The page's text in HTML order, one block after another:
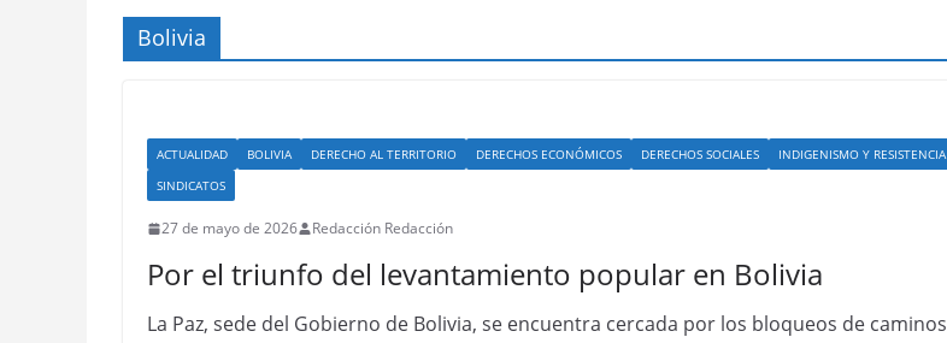
Bolivia
ACTUALIDAD BOLIVIA DERECHO AL TERRITORIO DERECHOS ECONÓMICOS DERECHOS SOCIALES INDIGENISMO Y RESISTENCIA
SINDICATOS
27 de mayo de 2026 Redacción Redacción
Por el triunfo del levantamiento popular en Bolivia
La Paz, sede del Gobierno de Bolivia, se encuentra cercada por los bloqueos de caminos